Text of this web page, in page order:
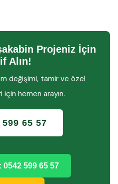
Projeniz İçin
Alın!
değişimi, tamir ve özel
için hemen arayın.
599 65 57
599 65 57